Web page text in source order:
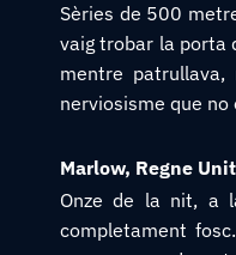
Sèries de 500
vaig trobar la porta
mentre
nerviosisme que no
Marlow, Regne Unit
Onze de la nit, a
completament